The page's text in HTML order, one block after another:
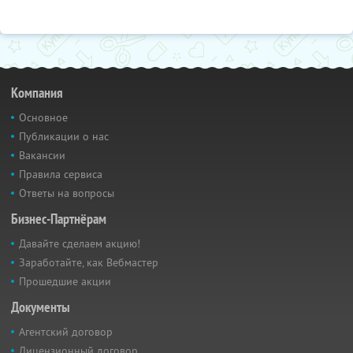
Компания
Основное
Публикации о нас
Вакансии
Правила сервиса
Ответы на вопросы
Бизнес-Партнёрам
Давайте сделаем акцию!
Заработайте, как Вебмастер
Прошедшие акции
Документы
Агентский договор